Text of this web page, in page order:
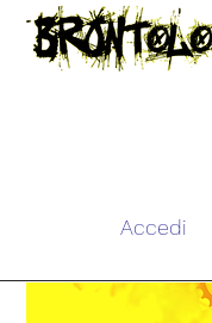
Accedi